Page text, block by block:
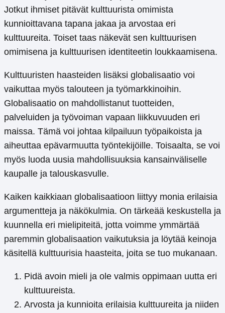
Jotkut ihmiset pitävät kulttuurista omimista
kunnioittavana tapana jakaa ja arvostaa eri
kulttuureita. Toiset taas näkevät sen kulttuurisen
omimisena ja kulttuurisen identiteetin loukkaamisena.
Kulttuuristen haasteiden lisäksi globalisaatio voi
vaikuttaa myös talouteen ja työmarkkinoihin.
Globalisaatio on mahdollistanut tuotteiden,
palveluiden ja työvoiman vapaan liikkuvuuden eri
maissa. Tämä voi johtaa kilpailuun työpaikoista ja
aiheuttaa epävarmuutta työntekijöille. Toisaalta, se voi
myös luoda uusia mahdollisuuksia kansainväliselle
kaupalle ja talouskasvulle.
Kaiken kaikkiaan globalisaatioon liittyy monia erilaisia ​​
argumentteja ja näkökulmia. On tärkeää keskustella ja
kuunnella eri mielipiteitä, jotta voimme ymmärtää
paremmin globalisaation vaikutuksia ja löytää keinoja
käsitellä kulttuurisia haasteita, joita se tuo mukanaan.
Pidä avoin mieli ja ole valmis oppimaan uutta eri
kulttuureista.
Arvosta ja kunnioita erilaisia ​​kulttuureita ja niiden